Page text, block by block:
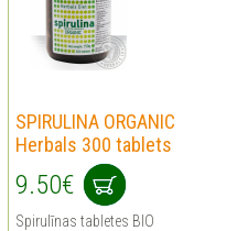
SPIRULINA ORGANIC
Herbals 300 tablets
9.50€
Spirulīnas tabletes BIO